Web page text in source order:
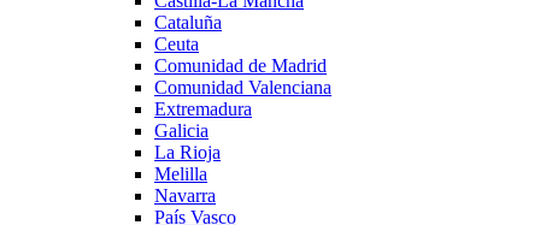
Cataluña
Ceuta
Comunidad de Madrid
Comunidad Valenciana
Extremadura
Galicia
La Rioja
Melilla
Navarra
País Vasco